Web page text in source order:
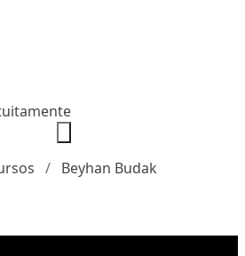
Beyhan Budak